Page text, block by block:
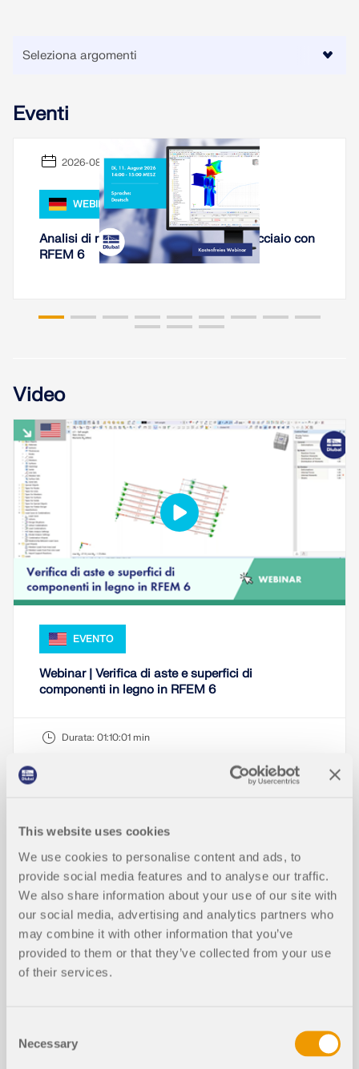
This website uses cookies
We use cookies to personalise content and ads, to
provide social media features and to analyse our traffic.
We also share information about your use of our site with
our social media, advertising and analytics partners who
may combine it with other information that you’ve
provided to them or that they’ve collected from your use
of their services.
Selection
Necessary
Eventi
2026-08-11
WEBINAR
Analisi di rigidezza di collegamenti in acciaio con
RFEM 6
Video
EVENTO
Webinar | Verifica di aste e superfici di
componenti in legno in RFEM 6
Durata: 01:10:01 min
Modelli da scaricare
591x 32x
Soffitto resiliente con travi in legno